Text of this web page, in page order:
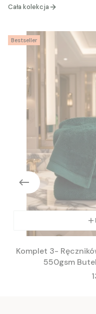
Cała kolekcja
Bestseller
Komplet 3-
550gsm